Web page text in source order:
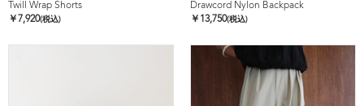
Twill Wrap Shorts
￥ 7,920(税込)
Drawcord Nylon Backpack
￥ 13,750(税込)